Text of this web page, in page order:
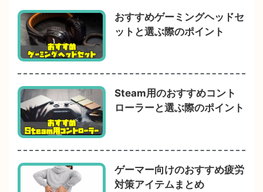
おすすめゲーミングヘッドセ
ットと選ぶ際のポイント
Steam用のおすすめコント
ローラーと選ぶ際のポイント
ゲーマー向けのおすすめ疲労
対策アイテムまとめ